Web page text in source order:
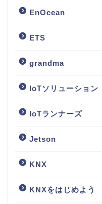
EnOcean
ETS
grandma
IoTソリューション
IoTランナーズ
Jetson
KNX
KNXをはじめよう